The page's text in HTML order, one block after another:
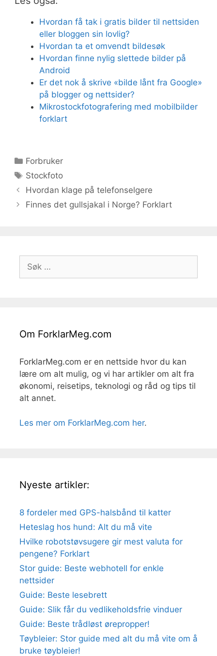
Hvordan få tak i gratis bilder til nettsiden
eller bloggen sin lovlig?
Hvordan ta et omvendt bildesøk
Hvordan finne nylig slettede bilder på
Android
Er det nok å skrive «bilde lånt fra Google»
på blogger og nettsider?
Mikrostockfotografering med mobilbilder
forklart
Kategorier
Forbruker
Stikkord
Stockfoto
Hvordan klage på telefonselgere
Finnes det gullsjakal i Norge? Forklart
Søk
etter:
Om ForklarMeg.com
ForklarMeg.com er en nettside hvor du kan
lære om alt mulig, og vi har artikler om alt fra
økonomi, reisetips, teknologi og råd og tips til
alt annet.
Les mer om ForklarMeg.com her.
Nyeste artikler:
8 fordeler med GPS-halsbånd til katter
Heteslag hos hund: Alt du må vite
Hvilke robotstøvsugere gir mest valuta for
pengene? Forklart
Stor guide: Beste webhotell for enkle
nettsider
Guide: Beste lesebrett
Guide: Slik får du vedlikeholdsfrie vinduer
Guide: Beste trådløst ørepropper!
Tøybleier: Stor guide med alt du må vite om å
bruke tøybleier!